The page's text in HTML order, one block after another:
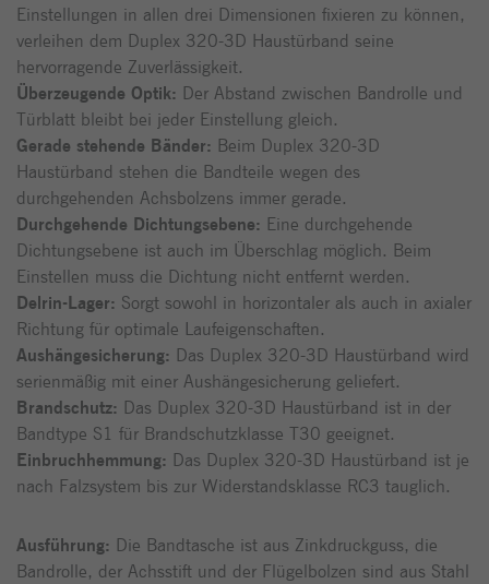
Einstellungen in allen drei Dimensionen fixieren zu können,
verleihen dem Duplex 320-3D Haustürband seine
hervorragende Zuverlässigkeit.
Überzeugende Optik: Der Abstand zwischen Bandrolle und
Türblatt bleibt bei jeder Einstellung gleich.
Gerade stehende Bänder: Beim Duplex 320-3D
Haustürband stehen die Bandteile wegen des
durchgehenden Achsbolzens immer gerade.
Durchgehende Dichtungsebene: Eine durchgehende
Dichtungsebene ist auch im Überschlag möglich. Beim
Einstellen muss die Dichtung nicht entfernt werden.
Delrin-Lager: Sorgt sowohl in horizontaler als auch in axialer
Richtung für optimale Laufeigenschaften.
Aushängesicherung: Das Duplex 320-3D Haustürband wird
serienmäßig mit einer Aushängesicherung geliefert.
Brandschutz: Das Duplex 320-3D Haustürband ist in der
Bandtype S1 für Brandschutzklasse T30 geeignet.
Einbruchhemmung: Das Duplex 320-3D Haustürband ist je
nach Falzsystem bis zur Widerstandsklasse RC3 tauglich.
Ausführung: Die Bandtasche ist aus Zinkdruckguss, die
Bandrolle, der Achsstift und der Flügelbolzen sind aus Stahl